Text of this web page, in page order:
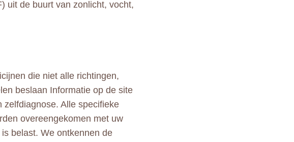
uit de buurt van zonlicht, vocht,
die niet alle richtingen,
beslaan Informatie op de site
zelfdiagnose. Alle specifieke
overeengekomen met uw
belast. We ontkennen de